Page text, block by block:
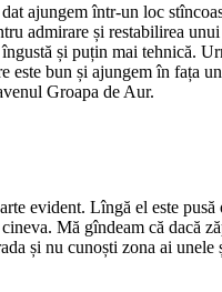
ajungem într-un loc
admirare și restabilirea
și puțin mai tehnică.
este bun și ajungem în fața
Groapa de Aur.
evident. Lîngă el este pusă
Mă gîndeam că dacă
și nu cunoști zona ai unele